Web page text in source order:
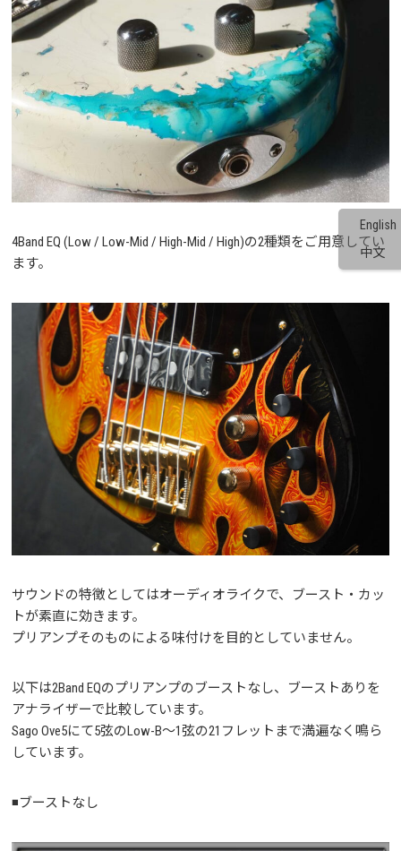
English
中文
4Band EQ (Low / Low-Mid / High-Mid / High)の2種類をご用意してい
ます。
サウンドの特徴としてはオーディオライクで、ブースト・カッ
トが素直に効きます。
プリアンプそのものによる味付けを目的としていません。
以下は2Band EQのプリアンプのブーストなし、ブーストありを
アナライザーで比較しています。
Sago Ove5にて5弦のLow-B〜1弦の21フレットまで満遍なく鳴ら
しています。
◾️ブーストなし